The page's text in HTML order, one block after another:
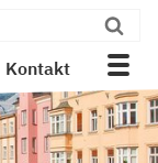
Kontakt